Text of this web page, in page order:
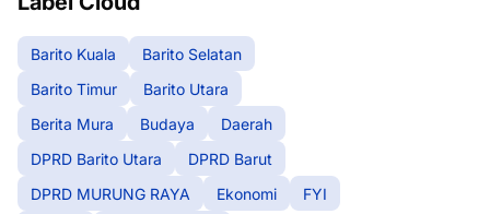
Barito Kuala
Barito Selatan
Barito Timur
Barito Utara
Berita Mura
Budaya
Daerah
DPRD Barito Utara
DPRD Barut
DPRD MURUNG RAYA
Ekonomi
FYI